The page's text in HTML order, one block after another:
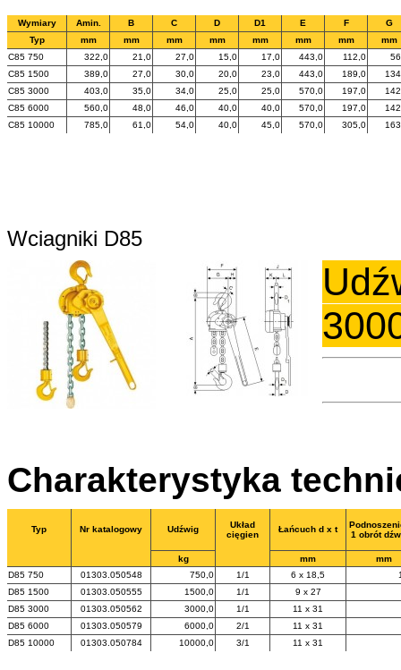
Wymiary Amin. B C D D1 E F
G
Typ
mm mm mm mm mm mm mm
mm
C85 750
322,0 21,0 27,0 15,0 17,0 443,0 112,0
C85 1500
389,0 27,0 30,0 20,0 23,0 443,0 189,0
C85 3000
403,0 35,0 34,0 25,0 25,0 570,0 197,0
C85 6000
560,0 48,0 46,0 40,0 40,0 570,0 197,0
C85 10000
785,0 61,0 54,0 40,0 45,0 570,0 305,0
Wciagniki D85
Charakterystyka
Typ Nr katalogowy Udźwig
Układ
cięgien
Łańcuch d x t
1 obrót
kg mm
mm
D85 750
01303.050548 750,0 1/1 6 x 18,5
D85 1500
01303.050555 1500,0 1/1
9 x 27
D85 3000
01303.050562 3000,0 1/1
11 x 31
D85 6000
01303.050579 6000,0 2/1
11 x 31
D85 10000
01303.050784 10000,0 3/1 11 x 31